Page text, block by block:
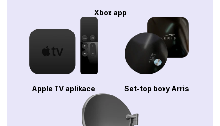
Xbox app
Apple TV aplikace Set-top boxy Arris